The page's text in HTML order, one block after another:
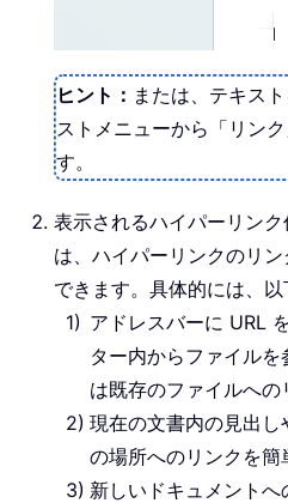
ヒント： または、テキス
ストメニューから「リン
す。
表示されるハイパーリン
は、ハイパーリンクのリ
できます。具体的には、以
アドレスバーに URL
ター内からファイル
は既存のファイルへの
現在の文書内の見出
の場所へのリンクを簡
新しいドキュメントへ